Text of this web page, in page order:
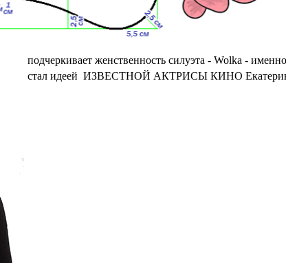
подчеркивает женственность силуэта - Wolka -
стал идеей ИЗВЕСТНОЙ АКТРИСЫ КИНО